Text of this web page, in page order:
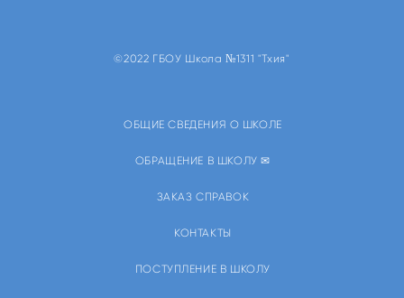
©2022 ГБОУ Школа №1311 "Тхия"
ОБЩИЕ СВЕДЕНИЯ О ШКОЛЕ
ОБРАЩЕНИЕ В ШКОЛУ ✉
ЗАКАЗ СПРАВОК
КОНТАКТЫ
ПОСТУПЛЕНИЕ В ШКОЛУ